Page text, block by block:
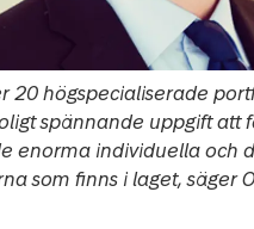
20 högspecialiserade
spännande uppgift att
enorma individuella och
som finns i laget, säger